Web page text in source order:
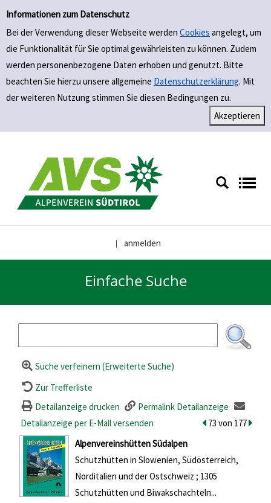
Einfache Suche
Informationen zum Datenschutz
Bei der Verwendung dieser Webseite werden Cookies angelegt, um
die Funktionalität für Sie optimal gewährleisten zu können. Zudem
werden personenbezogene Daten erhoben und genutzt. Bitte
beachten Sie hierzu unsere allgemeine Datenschutzerklärung. Mit
der weiteren Nutzung stimmen Sie diesen Bedingungen zu.
Zur Detailanzeige springen
anmelden
Einfache Suche
Suche verfeinern (Erweiterte Suche)
Zur Trefferliste
Detailanzeige drucken
Permalink Detailanzeige
Detailanzeige per E-Mail versenden
zum vorherigen
73 von 177zum
wird in neuem Tab geöffnet
Alpenvereinshütten Südalpen
Schutzhütten in Slowenien, Südösterreich,
Norditalien und der Ostschweiz ; 1305
Schutzhütten und Biwakschachteln...